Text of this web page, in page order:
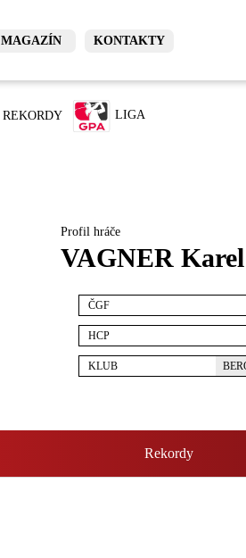
MAGAZÍN KONTAKTY
REKORDY LIGA
Profil hráče
VAGNER Karel
ČGF
HCP
KLUB
Rekordy